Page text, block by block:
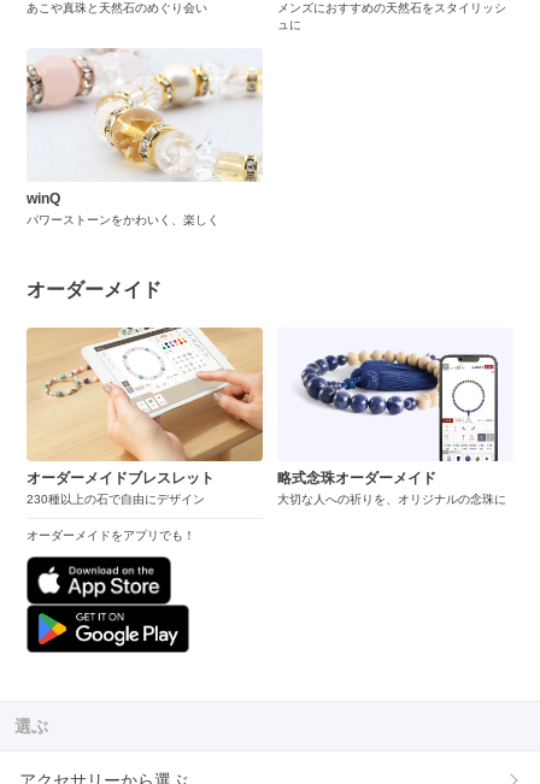
あこや真珠と天然石のめぐり会い
メンズにおすすめの天然石をスタイリッシ
ュに
winQ
パワーストーンをかわいく、楽しく
オーダーメイド
オーダーメイドブレスレット
230種以上の石で自由にデザイン
オーダーメイドをアプリでも！
略式念珠オーダーメイド
大切な人への祈りを、オリジナルの念珠に
選ぶ